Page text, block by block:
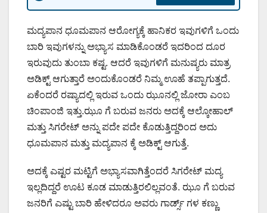
ಮದ್ಯಪಾನ ಧೂಮಪಾನ ಆರೋಗ್ಯಕ್ಕೆ ಹಾನಿಕರ ಇವುಗಳಿಗೆ ಒಂದು
ಬಾರಿ ಇವುಗಳನ್ನು ಅಭ್ಯಾಸ ಮಾಡಿಕೊಂಡರೆ ಇದರಿಂದ ದೂರ
ಇರುವುದು ತುಂಬಾ ಕಷ್ಟ. ಆದರೆ ಇವುಗಳಿಗೆ ಮನುಷ್ಯರು ಮಾತ್ರ
ಅಡಿಕ್ಟ್ ಆಗುತ್ತಾರೆ ಅಂದುಕೊಂಡರೆ ನಿಮ್ಮ ಊಹೆ ತಪ್ಪಾಗುತ್ತದೆ.
ಏಕೆಂದರೆ ರಷ್ಯಾದಲ್ಲಿ ಇರುವ ಒಂದು ಝೂನಲ್ಲಿ ಜೋರಾ ಎಂಬ
ಚಿಂಪಾಂಜಿ ಇತ್ತು.ಝೂ ಗೆ ಬರುವ ಜನರು ಅದಕ್ಕೆ ಆಲ್ಕೋಹಾಲ್
ಮತ್ತು ಸಿಗರೇಟ್ ಅನ್ನು ಪದೇ ಪದೇ ಕೊಡುತ್ತಿದ್ದರಿಂದ ಅದು
ಧೂಮಪಾನ ಮತ್ತು ಮದ್ಯಪಾನ ಕ್ಕೆ ಅಡಿಕ್ಟ್ ಆಗುತ್ತೆ.
ಅದಕ್ಕೆ ಎಷ್ಟರ ಮಟ್ಟಿಗೆ ಅಭ್ಯಾಸವಾಗಿತ್ತೆಂದರೆ ಸಿಗರೇಟ್ ಮದ್ಯ
ಇಲ್ಲದಿದ್ದರೆ ಊಟ ಕೂಡ ಮಾಡುತ್ತಿರಲಿಲ್ಲವಂತೆ. ಝೂ ಗೆ ಬರುವ
ಜನರಿಗೆ ಎಷ್ಟು ಬಾರಿ ಹೇಳಿದರೂ ಅವರು ಗಾರ್ಡ್ಸ್ ಗಳ ಕಣ್ಣು